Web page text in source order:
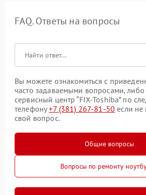
FAQ. Ответы на вопросы
Вы можете ознакомиться с
часто задаваемыми вопросами, либо
сервисный центр “FIX-Toshiba” по
телефону+7 (381) 267-81-50 если не
свой вопрос.
Общие вопросы
Вопросы по ремонту